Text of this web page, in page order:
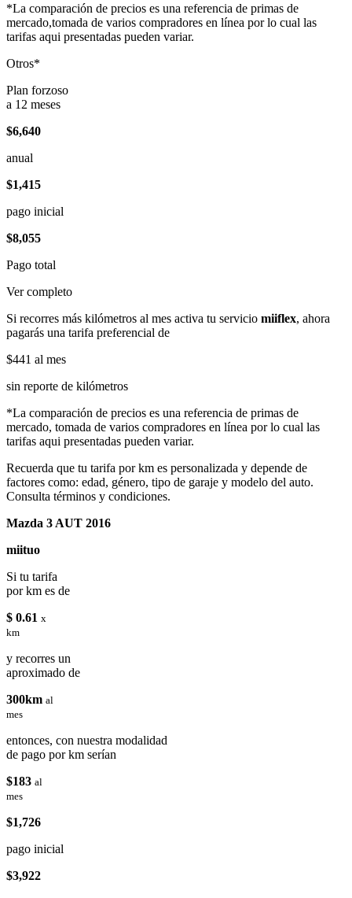
*La comparación de precios es una referencia de primas de
mercado,tomada de varios compradores en línea por lo cual las
tarifas aqui presentadas pueden variar.
Otros*
Plan forzoso
a 12 meses
$6,640
anual
$1,415
pago inicial
$8,055
Pago total
Ver completo
Si recorres más kilómetros al mes activa tu servicio miiflex, ahora
pagarás una tarifa preferencial de
$441 al mes
sin reporte de kilómetros
*La comparación de precios es una referencia de primas de
mercado, tomada de varios compradores en línea por lo cual las
tarifas aqui presentadas pueden variar.
Recuerda que tu tarifa por km es personalizada y depende de
factores como: edad, género, tipo de garaje y modelo del auto.
Consulta términos y condiciones.
Mazda 3 AUT 2016
miituo
Si tu tarifa
por km es de
$ 0.61 x
km
y recorres un
aproximado de
300km al
mes
entonces, con nuestra modalidad
de pago por km serían
$183 al
mes
$1,726
pago inicial
$3,922